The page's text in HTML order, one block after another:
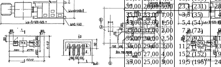
30,00 20,00 5,00 23,1 (231)
35,00 33,00 1,00 3,5 (35)
35,00 32,00 1,50 5,4 (54)
35,00 31,00 2,00 7,2 (72)
35,00 30,00 2,50 9,2 (92)
35,00 29,00 3,00 11,2 (112)
35,00 27,00 4,00 15,2 (152)
35,00 25,00 5,00 19,5 (195)